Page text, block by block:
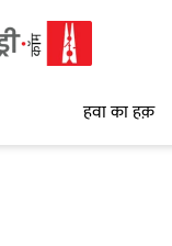
हवा का हक़